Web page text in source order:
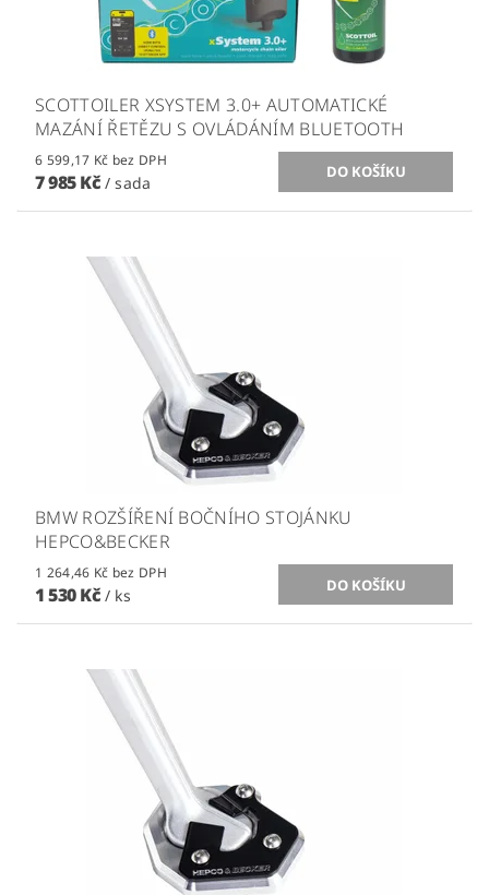
SCOTTOILER XSYSTEM 3.0+ AUTOMATICKÉ
MAZÁNÍ ŘETĚZU S OVLÁDÁNÍM BLUETOOTH
6 599,17 Kč bez DPH
7 985 Kč / sada
BMW ROZŠÍŘENÍ BOČNÍHO STOJÁNKU
HEPCO&BECKER
1 264,46 Kč bez DPH
1 530 Kč / ks